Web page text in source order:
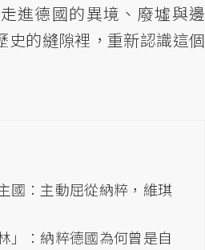
進德國的異境、廢墟與邊
史的縫隙裡，重新認識這個
國：主動屈從納粹，維琪
」：納粹德國為何曾是自